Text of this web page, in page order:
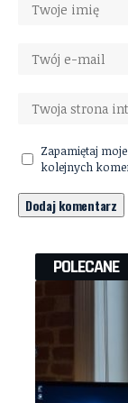
Zapamiętaj
kolejnych
POLECANE